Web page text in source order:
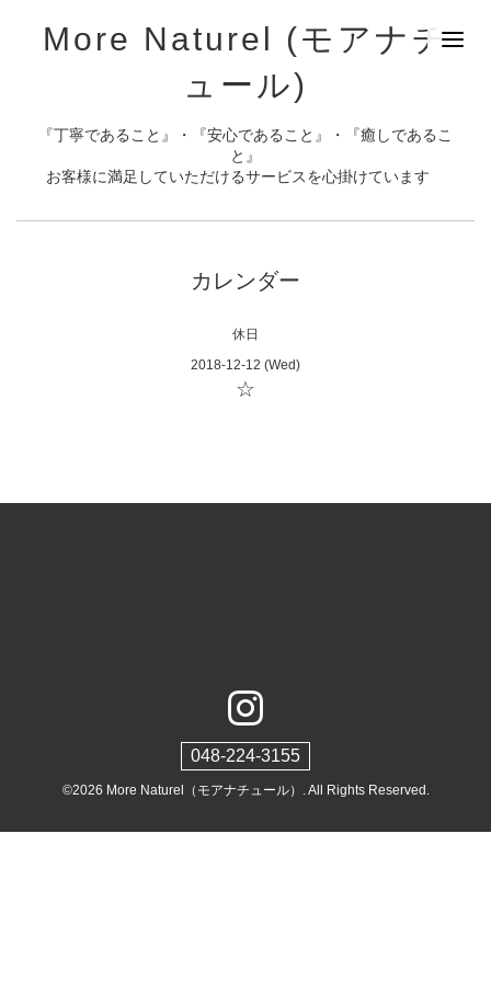
More Naturel (モアナチ
ュール)
『丁寧であること』・『安心であること』・『癒しであるこ
と』
お客様に満足していただけるサービスを心掛けています
カレンダー
休日
2018-12-12 (Wed)
☆
048-224-3155
©2026 More Naturel（モアナチュール） . All Rights Reserved.